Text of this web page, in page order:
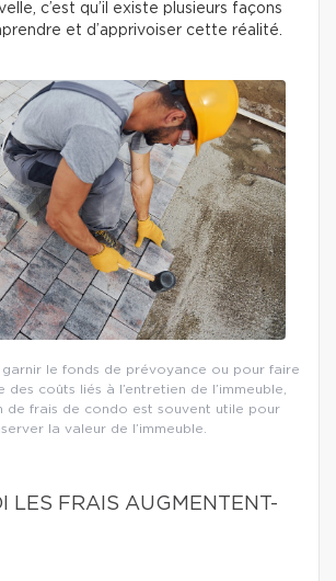
c’est qu’il existe plusieurs façons
et d’apprivoiser cette réalité.
le fonds de prévoyance ou pour faire
des coûts liés à l’entretien de l’immeuble,
de frais de condo est souvent utile pour
la valeur de l’immeuble.
LES FRAIS AUGMENTENT-